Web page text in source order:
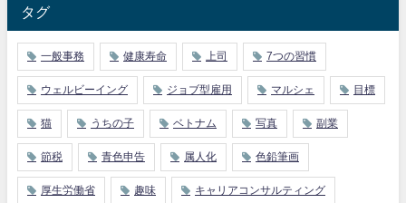
タグ
一般事務 健康寿命 上司 7つの習慣
ウェルビーイング ジョブ型雇用 マルシェ 目標
猫 うちの子 ベトナム 写真 副業
節税 青色申告 属人化 色鉛筆画
厚生労働省 趣味 キャリアコンサルティング